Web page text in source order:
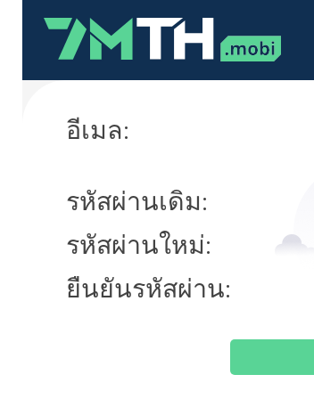
อีเมล:
รหัสผ่านเดิม:
รหัสผ่านใหม่:
ยืนยันรหัสผ่าน: